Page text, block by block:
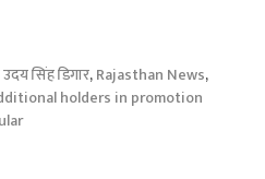
उदय सिंह डिगार,Rajasthan News,
holders in promotion